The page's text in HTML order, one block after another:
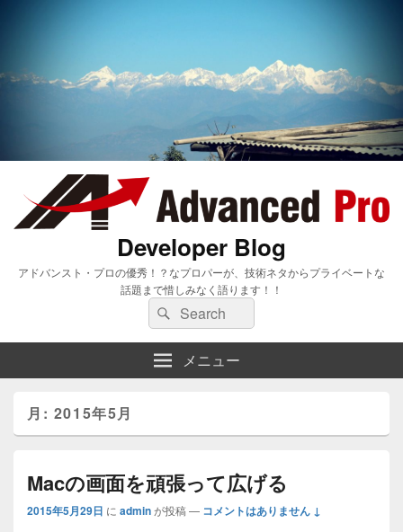
Developer Blog
アドバンスト・プロの優秀！？なプロパーが、技術ネタからプライベートな
話題まで惜しみなく語ります！！
検
索:
検
索
メニュー
月: 2015年5月
Macの画面を頑張って広げる
2015年5月29日 に adminが投稿 — コメントはありません ↓